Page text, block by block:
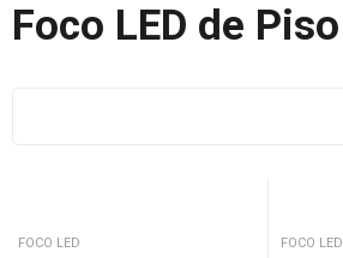
Foco LED de Piso
FOCO LED FOCO LED